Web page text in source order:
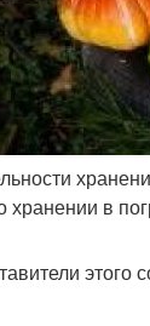
хранении в